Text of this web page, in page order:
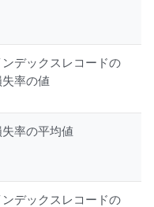
デックスレコードの
率の値
率の平均値
デックスレコードの